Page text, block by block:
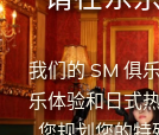
我们的 SM 俱
乐体验和日式